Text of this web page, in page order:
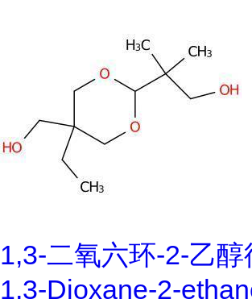
1,3-二氧六环-2-乙醇
1,3-Dioxane-2-